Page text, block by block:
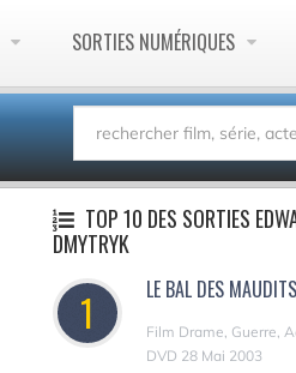
SORTIES NUMÉRIQUES
TOP 10 DES SORTIES
DMYTRYK
1 LE BAL DES MAUDITS
Film Drame, Guerre,
DVD 28 Mai 2003